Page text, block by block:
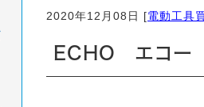
2020年12月08日 [電動工具
ECHO エコー